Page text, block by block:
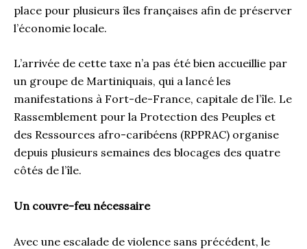
place pour plusieurs îles françaises afin de préserver
l’économie locale.
L’arrivée de cette taxe n’a pas été bien accueillie par
un groupe de Martiniquais, qui a lancé les
manifestations à Fort-de-France, capitale de l’île. Le
Rassemblement pour la Protection des Peuples et
des Ressources afro-caribéens (RPPRAC) organise
depuis plusieurs semaines des blocages des quatre
côtés de l’île.
Un couvre-feu nécessaire
Avec une escalade de violence sans précédent, le